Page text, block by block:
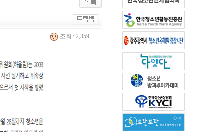
조회 : 2,359